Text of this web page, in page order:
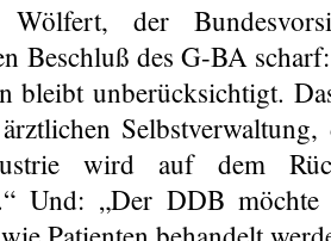
Wölfert, der
Beschluß des G-BA
bleibt unberücksichtigt.
wird auf dem
Und: „Der DDB